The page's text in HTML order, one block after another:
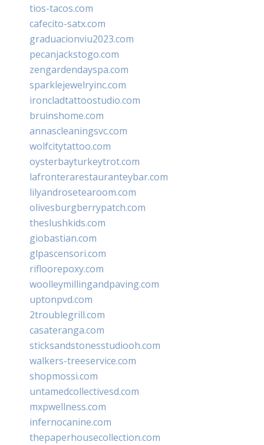
tios-tacos.com
cafecito-satx.com
graduacionviu2023.com
pecanjackstogo.com
zengardendayspa.com
sparklejewelryinc.com
ironcladtattoostudio.com
bruinshome.com
annascleaningsvc.com
wolfcitytattoo.com
oysterbayturkeytrot.com
lafronterarestauranteybar.com
lilyandrosetearoom.com
olivesburgberrypatch.com
theslushkids.com
giobastian.com
glpascensori.com
rifloorepoxy.com
woolleymillingandpaving.com
uptonpvd.com
2troublegrill.com
casateranga.com
sticksandstonesstudiooh.com
walkers-treeservice.com
shopmossi.com
untamedcollectivesd.com
mxpwellness.com
infernocanine.com
thepaperhousecollection.com